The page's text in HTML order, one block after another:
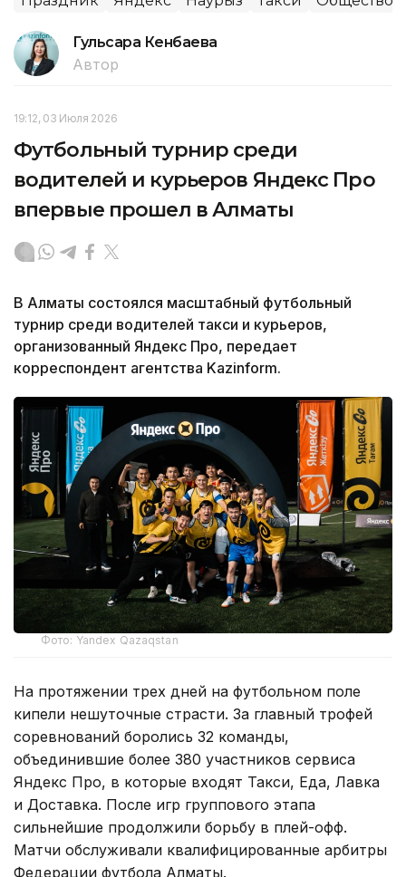
Гульсара Кенбаева
Автор
19:12, 03 Июля 2026
Футбольный турнир среди
водителей и курьеров Яндекс Про
впервые прошел в Алматы
В Алматы состоялся масштабный футбольный
турнир среди водителей такси и курьеров,
организованный Яндекс Про, передает
корреспондент агентства Kazinform.
Фото: Yandex Qazaqstan
На протяжении трех дней на футбольном поле
кипели нешуточные страсти. За главный трофей
соревнований боролись 32 команды,
объединившие более 380 участников сервиса
Яндекс Про, в которые входят Такси, Еда, Лавка
и Доставка. После игр группового этапа
сильнейшие продолжили борьбу в плей-офф.
Матчи обслуживали квалифицированные арбитры
Федерации футбола Алматы.